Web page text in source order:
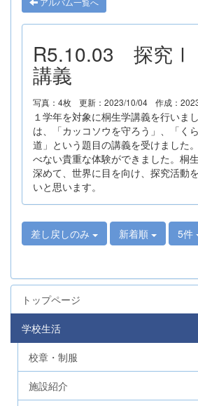
R5.10.03 探究Ⅰ
講義
写真：4枚 更新：2023/10/04 作成：
１学年を対象に桐生学講義を行いま
は、「カッコソウを守ろう」、「く
道」という題目の講義を受けました
べない貴重な体験ができました。桐
深めて、世界に目を向け、探究活動
いと思います。
差し戻しのみ 新着順 5件
トップページ
学校生活
校章・制服
施設紹介